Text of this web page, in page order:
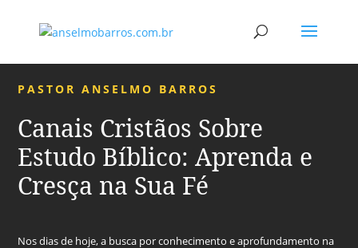
PASTOR ANSELMO BARROS
Canais Cristãos Sobre
Estudo Bíblico: Aprenda e
Cresça na Sua Fé
Nos dias de hoje, a busca por conhecimento e aprofundamento na